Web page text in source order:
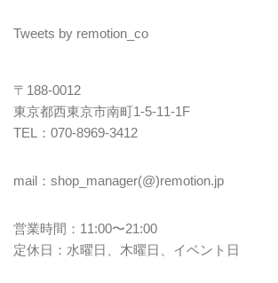
Tweets by remotion_co
〒188-0012
東京都西東京市南町1-5-11-1F
TEL：070-8969-3412
mail：shop_manager(@)remotion.jp
営業時間：11:00〜21:00
定休日：水曜日、木曜日、イベント日